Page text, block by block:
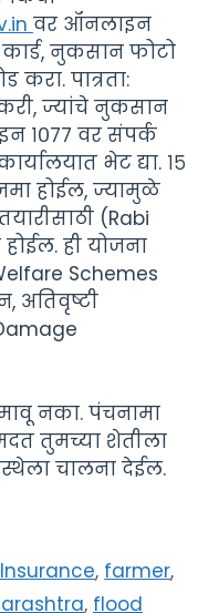
वर ऑनलाइन
कार्ड, नुकसान फोटो
पात्रता:
ज्यांचे नुकसान
१०७७ वर संपर्क
भेट द्या. १५
होईल, ज्यामुळे
(Rabi
ही योजना
Schemes
अतिवृष्टी
नका. पंचनामा
तुमच्या शेतीला
चालना देईल.
, farmer,
, flood